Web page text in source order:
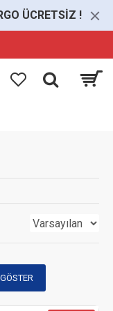
ÜCRETSİZ !